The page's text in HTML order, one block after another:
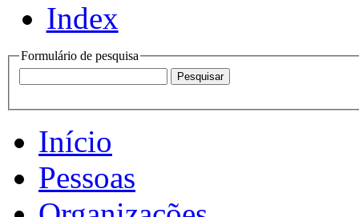
Index
Formulário de pesquisa
Início
Pessoas